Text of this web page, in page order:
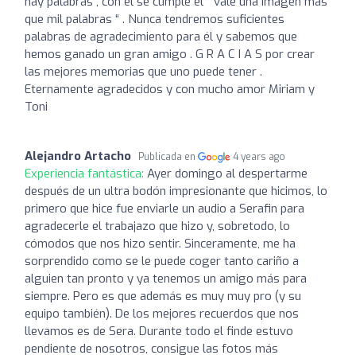
que mil palabras “ . Nunca tendremos suficientes
palabras de agradecimiento para él y sabemos que
hemos ganado un gran amigo . G R A C I A S por crear
las mejores memorias que uno puede tener .
Eternamente agradecidos y con mucho amor Miriam y
Toni
Alejandro Artacho Publicada en 4 years ago
Experiencia fantástica: Ayer domingo al despertarme
después de un ultra bodón impresionante que hicimos, lo
primero que hice fue enviarle un audio a Serafin para
agradecerle el trabajazo que hizo y, sobretodo, lo
cómodos que nos hizo sentir. Sinceramente, me ha
sorprendido como se le puede coger tanto cariño a
alguien tan pronto y ya tenemos un amigo más para
siempre. Pero es que además es muy muy pro (y su
equipo también). De los mejores recuerdos que nos
llevamos es de Sera. Durante todo el finde estuvo
pendiente de nosotros, consigue las fotos más